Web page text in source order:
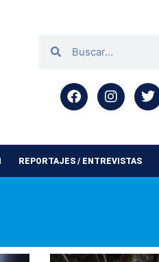
REPORTAJES / ENTREVISTAS